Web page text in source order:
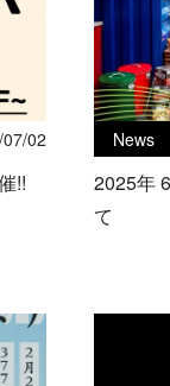
02
!!
News
2025年
て